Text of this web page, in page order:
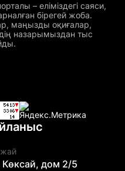
– еліміздегі саяси,
бірегей жоба.
маңызды оқиғалар,
назарымыздан тыс
Көксай, дом 2/5